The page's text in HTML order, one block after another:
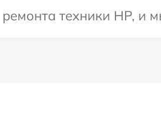
техники HP, и